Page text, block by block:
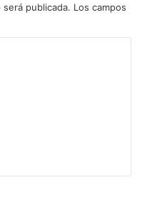
publicada. Los campos